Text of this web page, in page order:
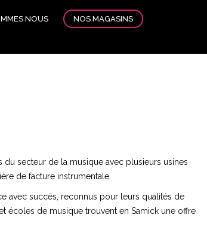
NOUS NOS MAGASINS
du secteur de la musique avec plusieurs usines
de facture instrumentale.
avec succès, reconnus pour leurs qualités de
écoles de musique trouvent en Samick une offre